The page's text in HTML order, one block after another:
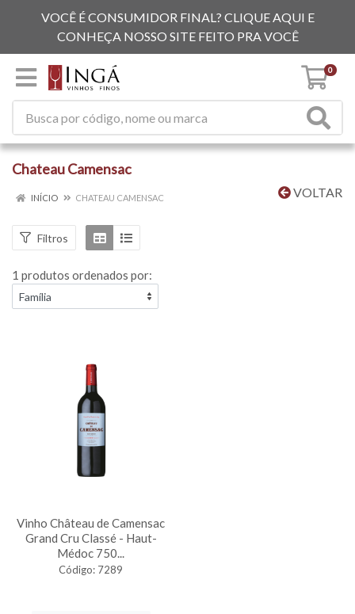
VOCÊ É CONSUMIDOR FINAL? CLIQUE AQUI E
CONHEÇA NOSSO SITE FEITO PRA VOCÊ
0
Chateau Camensac
VOLTAR
INÍCIO CHATEAU CAMENSAC
Filtros
1 produtos ordenados por:
Vinho Château de Camensac
Grand Cru Classé - Haut-
Médoc 750...
Código: 7289